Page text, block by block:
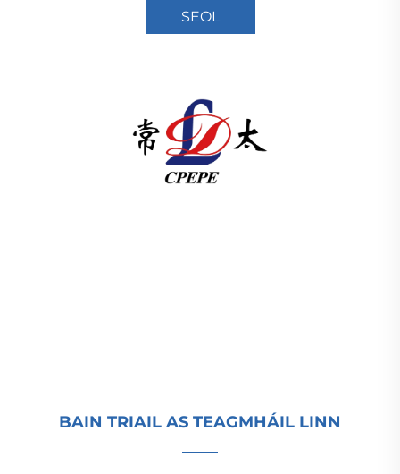
SEOL
BAIN TRIAIL AS TEAGMHÁIL LINN